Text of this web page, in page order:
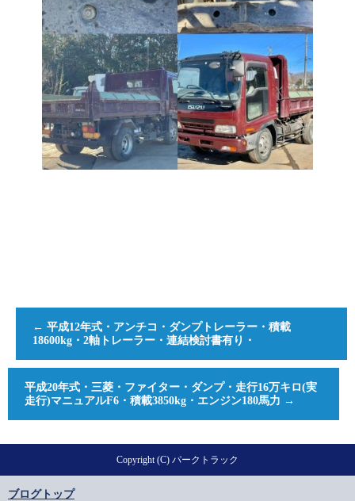
← 平成12年式・アンチコ・ダンプトレーラー・積載
18600kg・2軸トレーラー・連結検討書有り・
平成20年式・三菱・ファイター・ダンプ・走行16万キロ(実
走行)マニュアルF6・積載3850kg・エンジン180馬力 →
Copyright (C) パークトラック
ブログトップ